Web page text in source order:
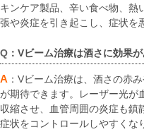
キンケア製品、辛い食べ物、熱
張や炎症を引き起こし、症状を
Q ：Vビーム治療は酒さに効果
A ：Vビーム治療は、酒さの赤
が期待できます。レーザー光が
収縮させ、血管周囲の炎症も鎮
症状をコントロールしやすくな